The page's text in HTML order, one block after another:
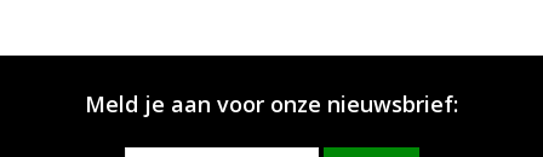
Meld je aan voor onze nieuwsbrief: